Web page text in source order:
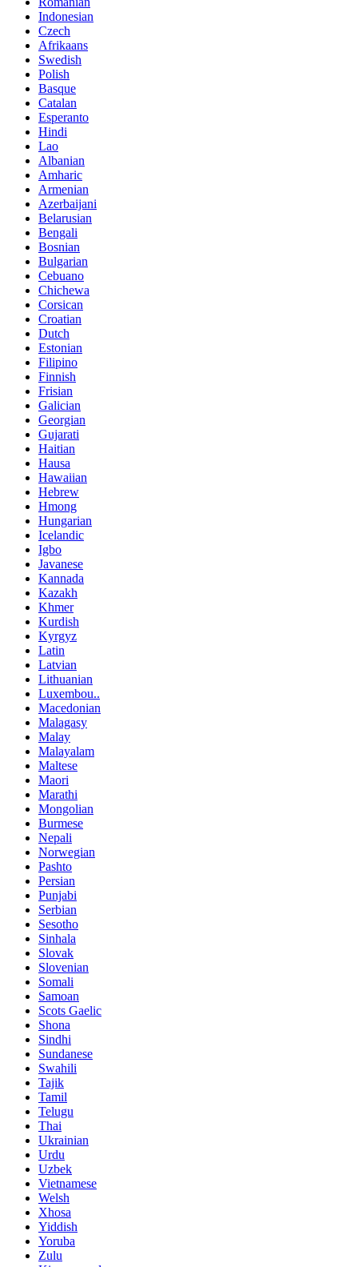
Indonesian
Czech
Afrikaans
Swedish
Polish
Basque
Catalan
Esperanto
Hindi
Lao
Albanian
Amharic
Armenian
Azerbaijani
Belarusian
Bengali
Bosnian
Bulgarian
Cebuano
Chichewa
Corsican
Croatian
Dutch
Estonian
Filipino
Finnish
Frisian
Galician
Georgian
Gujarati
Haitian
Hausa
Hawaiian
Hebrew
Hmong
Hungarian
Icelandic
Igbo
Javanese
Kannada
Kazakh
Khmer
Kurdish
Kyrgyz
Latin
Latvian
Lithuanian
Luxembou..
Macedonian
Malagasy
Malay
Malayalam
Maltese
Maori
Marathi
Mongolian
Burmese
Nepali
Norwegian
Pashto
Persian
Punjabi
Serbian
Sesotho
Sinhala
Slovak
Slovenian
Somali
Samoan
Scots Gaelic
Shona
Sindhi
Sundanese
Swahili
Tajik
Tamil
Telugu
Thai
Ukrainian
Urdu
Uzbek
Vietnamese
Welsh
Xhosa
Yiddish
Yoruba
Zulu